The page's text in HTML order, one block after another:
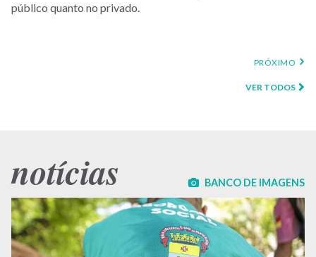
público quanto no privado.
PRÓXIMA
PRÓXIMO
VER TODOS
notícias BANCO DE IMAGENS